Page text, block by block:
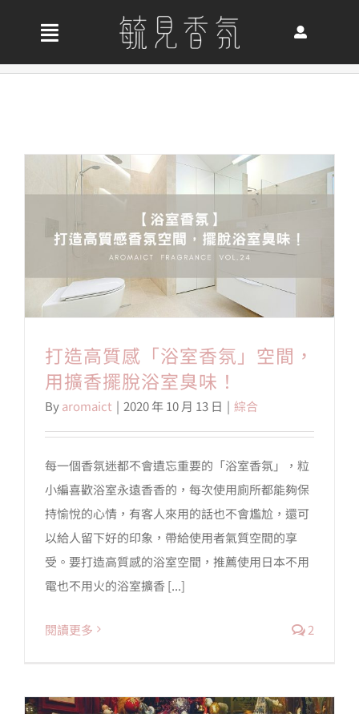
收
合
列
最新消息
香氛產品
好評推薦
會員專區
果：
打造高質感「浴室香氛」空間，
用擴香擺脫浴室臭味！
Byaromaict | 2020 年 10 月 13 日 | 綜合
每一個香氛迷都不會遺忘重要的「浴室香氛」，粒
小編喜歡浴室永遠香香的，每次使用廁所都能夠保
持愉悅的心情，有客人來用的話也不會尷尬，還可
以給人留下好的印象，帶給使用者氣質空間的享
受。要打造高質感的浴室空間，推薦使用日本不用
電也不用火的浴室擴香 [...]
閱讀更多 2